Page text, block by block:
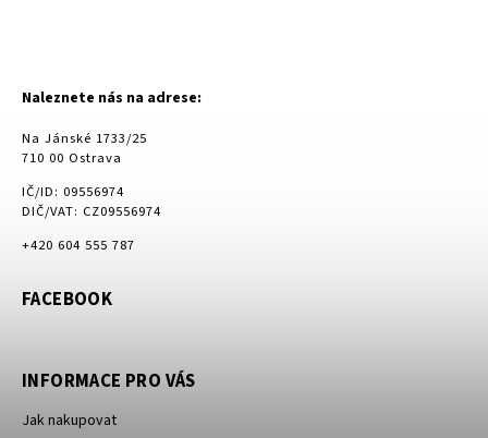
Naleznete nás na adrese:
Na Jánské 1733/25
710 00 Ostrava
IČ/ID: 09556974
DIČ/VAT: CZ09556974
+420 604 555 787
FACEBOOK
INFORMACE PRO VÁS
Jak nakupovat